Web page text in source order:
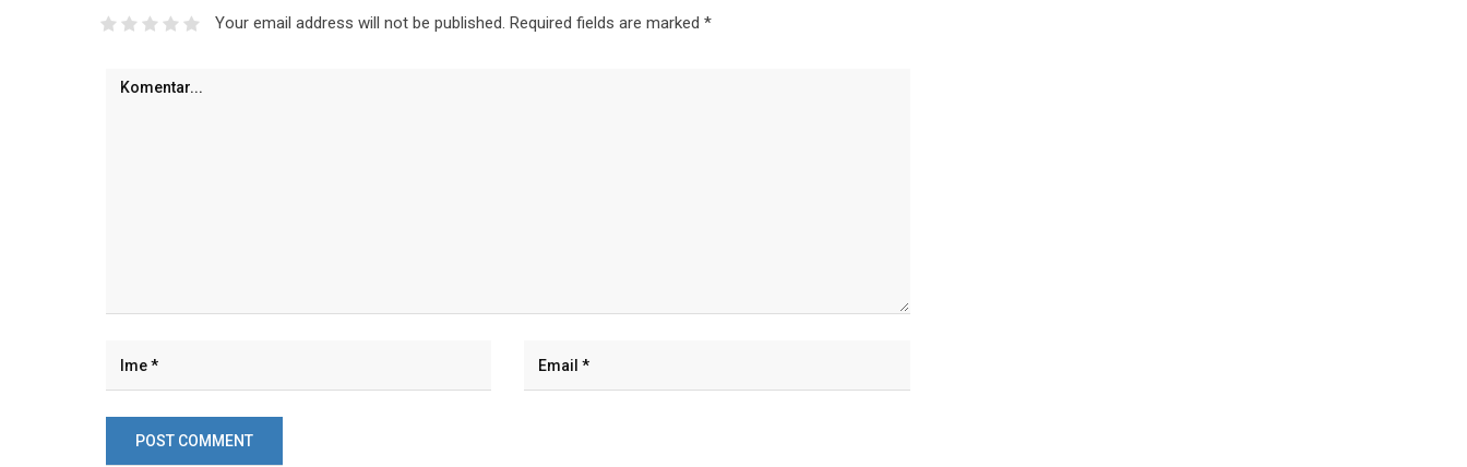
Your email address will not be published. Required fields are marked *